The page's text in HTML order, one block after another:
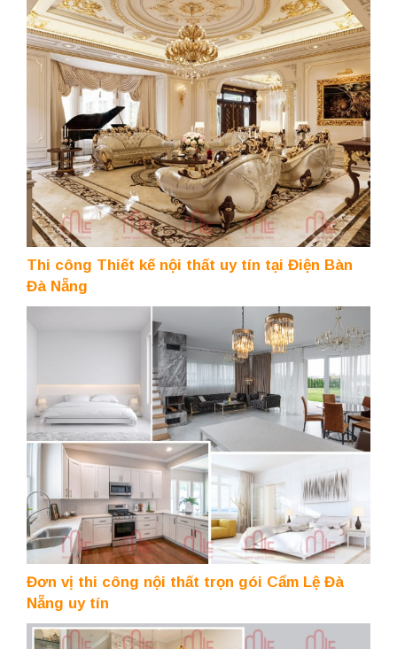
Thi công Thiết kế nội thất uy tín tại Điện Bàn
Đà Nẵng
Đơn vị thi công nội thất trọn gói Cẩm Lệ Đà
Nẵng uy tín